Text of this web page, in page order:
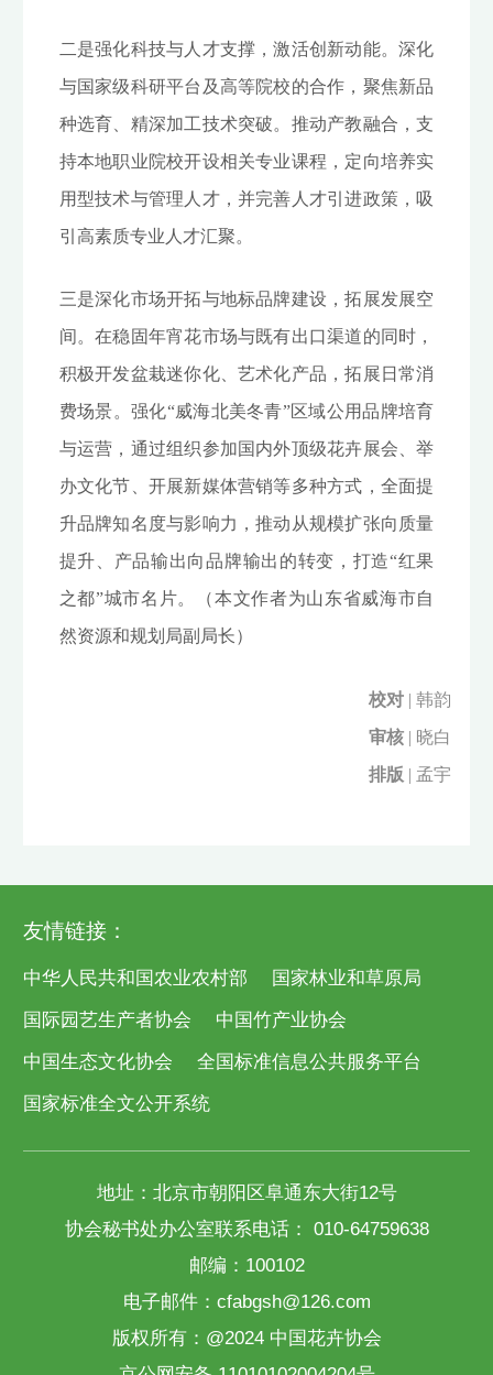
二是强化科技与人才支撑，激活创新动能。深化
与国家级科研平台及高等院校的合作，聚焦新品
种选育、精深加工技术突破。推动产教融合，支
持本地职业院校开设相关专业课程，定向培养实
用型技术与管理人才，并完善人才引进政策，吸
引高素质专业人才汇聚。
三是深化市场开拓与地标品牌建设，拓展发展空
间。在稳固年宵花市场与既有出口渠道的同时，
积极开发盆栽迷你化、艺术化产品，拓展日常消
费场景。强化“威海北美冬青”区域公用品牌培育
与运营，通过组织参加国内外顶级花卉展会、举
办文化节、开展新媒体营销等多种方式，全面提
升品牌知名度与影响力，推动从规模扩张向质量
提升、产品输出向品牌输出的转变，打造“红果
之都”城市名片。（本文作者为山东省威海市自
然资源和规划局副局长）
校对 | 韩韵
审核 | 晓白
排版 | 孟宇
友情链接：
中华人民共和国农业农村部
国家林业和草原局
国际园艺生产者协会
中国竹产业协会
中国生态文化协会
全国标准信息公共服务平台
国家标准全文公开系统
地址：北京市朝阳区阜通东大街12号
协会秘书处办公室联系电话： 010-64759638
邮编：100102
电子邮件：cfabgsh@126.com
版权所有：@2024 中国花卉协会